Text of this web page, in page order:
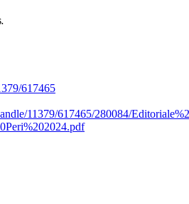
617465
11379/617465/280084/